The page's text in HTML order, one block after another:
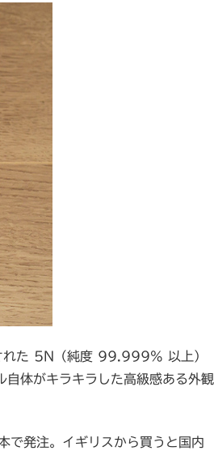
た 5N（純度 99.999% 以上）
体がキラキラした高級感ある外観
発注。イギリスから買うと国内